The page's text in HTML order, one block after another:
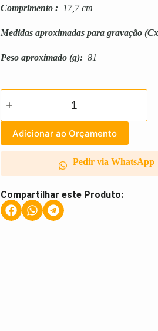
Comprimento : 17,7 cm
Medidas aproximadas para gravação
Peso aproximado (g): 81
Adicionar ao Orçamento
Pedir via WhatsApp
Compartilhar este Produto: